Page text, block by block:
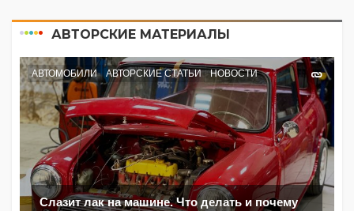
АВТОРСКИЕ МАТЕРИАЛЫ
АВТОМОБИЛИ АВТОРСКИЕ СТАТЬИ НОВОСТИ
Слазит лак на машине. Что делать и почему